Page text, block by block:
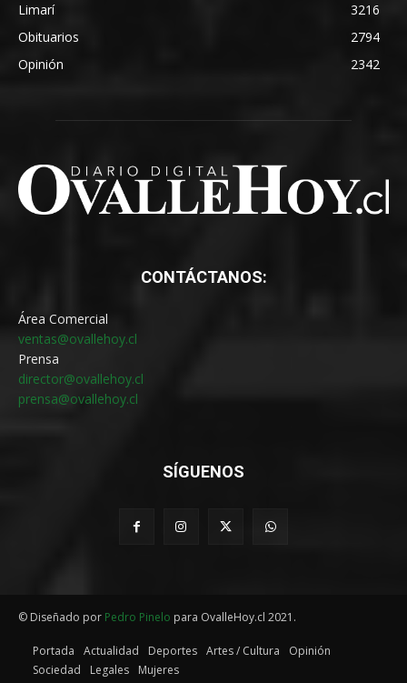
Limarí
3216
Obituarios
2794
Opinión
2342
CONTÁCTANOS:
Área Comercial
ventas@ovallehoy.cl
Prensa
director@ovallehoy.cl
prensa@ovallehoy.cl
SÍGUENOS
© Diseñado por Pedro Pinelo para OvalleHoy.cl 2021.
Portada Actualidad Deportes Artes / Cultura
Opinión
Sociedad
Legales Mujeres